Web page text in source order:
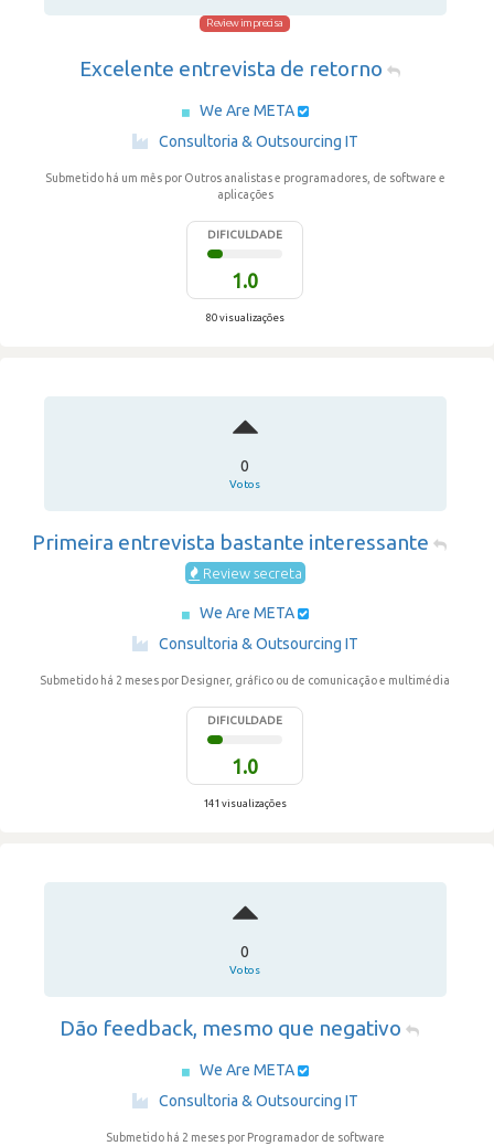
Review imprecisa
Excelente entrevista de retorno
We Are META
·
Consultoria & Outsourcing IT
Submetido há um mês por Outros analistas e programadores, de software e
aplicações
DIFICULDADE
1.0
80 visualizações
0
Votos
Primeira entrevista bastante interessante
Review secreta
We Are META
·
Consultoria & Outsourcing IT
Submetido há 2 meses por Designer, gráfico ou de comunicação e multimédia
DIFICULDADE
1.0
141 visualizações
0
Votos
Dão feedback, mesmo que negativo
We Are META
·
Consultoria & Outsourcing IT
Submetido há 2 meses por Programador de software